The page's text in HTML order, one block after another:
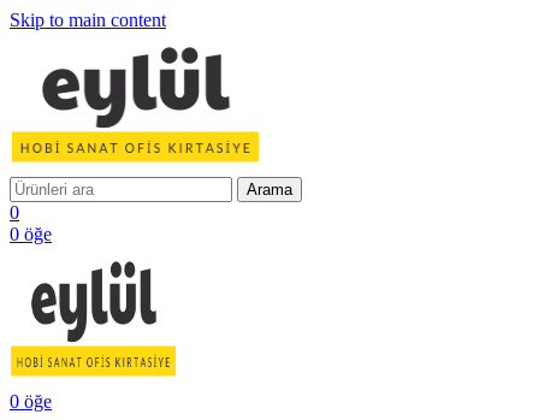
Skip to main content
Arama
0
0 öğe
0 öğe